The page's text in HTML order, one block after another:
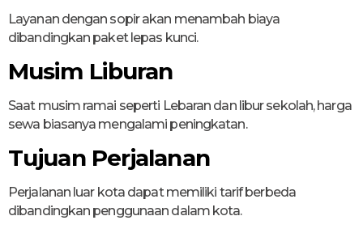
Layanan dengan sopir akan menambah biaya
dibandingkan paket lepas kunci.
Musim Liburan
Saat musim ramai seperti Lebaran dan libur sekolah, harga
sewa biasanya mengalami peningkatan.
Tujuan Perjalanan
Perjalanan luar kota dapat memiliki tarif berbeda
dibandingkan penggunaan dalam kota.